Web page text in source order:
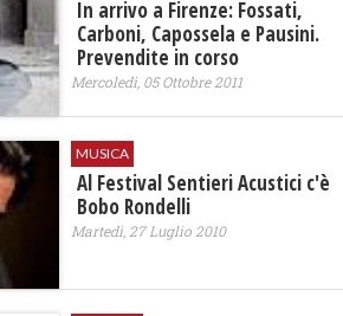
In arrivo a Firenze: Fossati,
Carboni, Capossela e Pausini.
Prevendite in corso
Mercoledì, 05 Ottobre 2011
MUSICA
Al Festival Sentieri Acustici c'è
Bobo Rondelli
Martedì, 27 Luglio 2010